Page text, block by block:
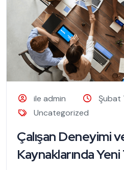
ile admin
Şubat
Uncategorized
Çalışan Deneyimi
Kaynaklarında